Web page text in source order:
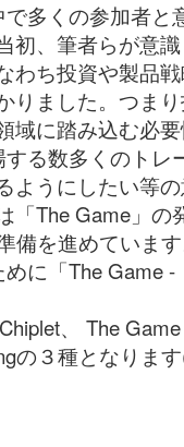
多くの参加者と
初、筆者らが意
わち投資や製品
りました。つま
域に踏み込む必
る数多くのトレ
ようにしたい等
「The Game」の
備を進めていま
に「The Game -
、 The
の３種となりま